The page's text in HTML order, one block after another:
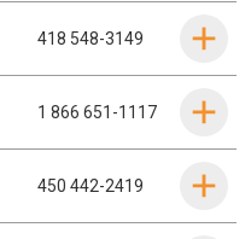
418 548-3149
1 866 651-1117
450 442-2419